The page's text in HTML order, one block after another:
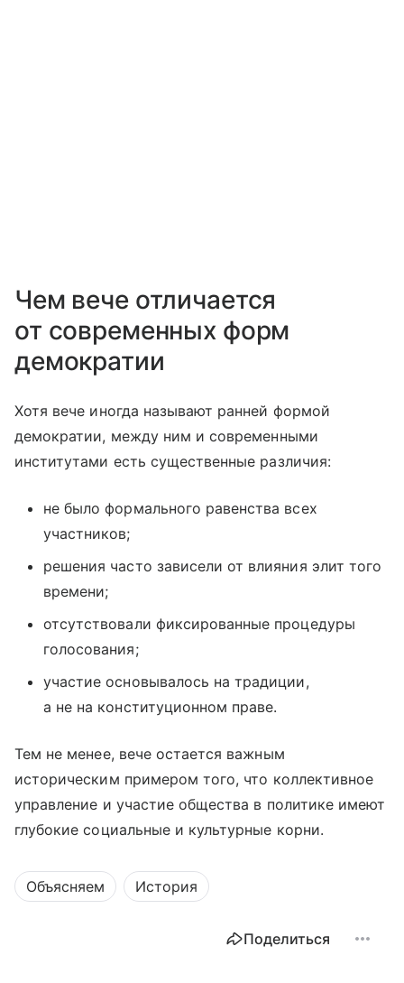
Чем вече отличается
от современных форм
демократии
Хотя вече иногда называют ранней формой
демократии, между ним и современными
институтами есть существенные различия:
не было формального равенства всех
участников;
решения часто зависели от влияния элит того
времени;
отсутствовали фиксированные процедуры
голосования;
участие основывалось на традиции,
а не на конституционном праве.
Тем не менее, вече остается важным
историческим примером того, что коллективное
управление и участие общества в политике имеют
глубокие социальные и культурные корни.
Объясняем История
Поделиться